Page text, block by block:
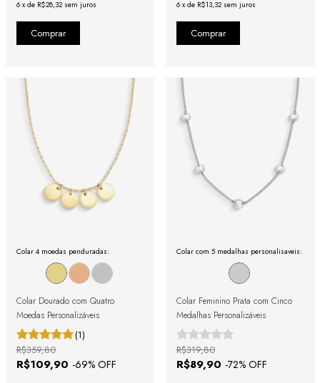
6 x de R$28,32 sem juros 6 x de R$13,32 sem juros
Colar 4 moedas penduradas:
Colar Dourado com Quatro
Moedas Personalizáveis
(1)
R$109,90 -69% OFF
R$359,80
Colar com 5 medalhas personalisaveis:
Colar Feminino Prata com Cinco
Medalhas Personalizáveis
R$89,90 -72% OFF
R$319,80